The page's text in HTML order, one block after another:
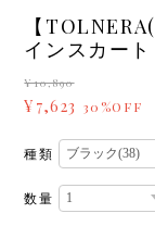
【
インスカート
¥10,890
¥7,623 30%OFF
種類
数量